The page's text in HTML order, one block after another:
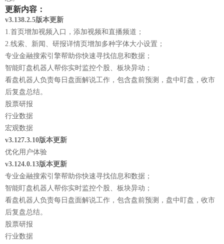
更新内容：
v3.138.2.5版本更新
1.首页增加视频入口，添加视频和直播频道；
2.线索、新闻、研报详情页增加多种字体大小设置；
专业金融搜索引擎帮助你快速寻找信息和数据；
智能盯盘机器人帮你实时监控个股、板块异动；
看盘机器人负责每日盘面解说工作，包含盘前预测，盘中盯盘，收市
后复盘总结。
股票研报
行业数据
宏观数据
v3.127.3.10版本更新
优化用户体验
v3.124.0.13版本更新
专业金融搜索引擎帮助你快速寻找信息和数据；
智能盯盘机器人帮你实时监控个股、板块异动；
看盘机器人负责每日盘面解说工作，包含盘前预测，盘中盯盘，收市
后复盘总结。
股票研报
行业数据